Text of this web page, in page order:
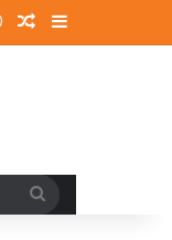
Log InRandom Article
Sidebar